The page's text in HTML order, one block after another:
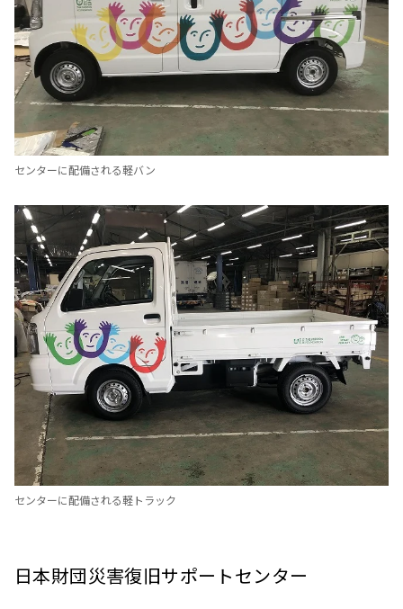
センターに配備される軽バン
センターに配備される軽トラック
日本財団災害復旧サポートセンター